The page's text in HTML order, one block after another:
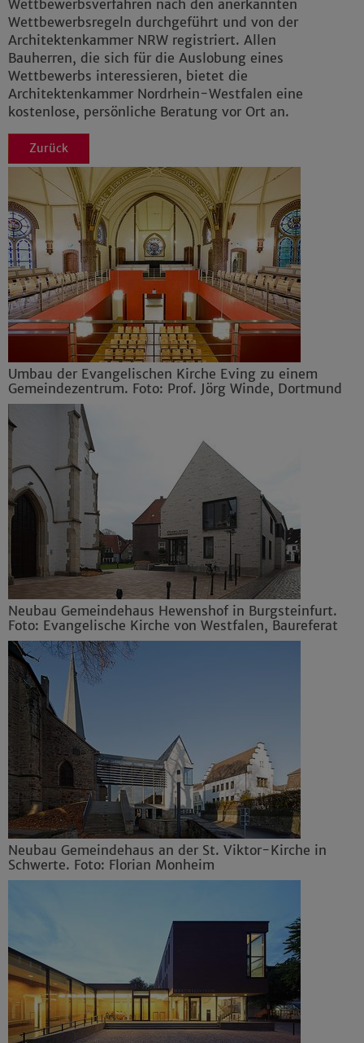
Wettbewerbsverfahren nach den anerkannten
Wettbewerbsregeln durchgeführt und von der
Architektenkammer NRW registriert. Allen
Bauherren, die sich für die Auslobung eines
Wettbewerbs interessieren, bietet die
Architektenkammer Nordrhein-Westfalen eine
kostenlose, persönliche Beratung vor Ort an.
Zurück
Umbau der Evangelischen Kirche Eving zu einem
Gemeindezentrum. Foto: Prof. Jörg Winde, Dortmund
Neubau Gemeindehaus Hewenshof in Burgsteinfurt.
Foto: Evangelische Kirche von Westfalen, Baureferat
Neubau Gemeindehaus an der St. Viktor-Kirche in
Schwerte. Foto: Florian Monheim
Impressum|Datenschutz